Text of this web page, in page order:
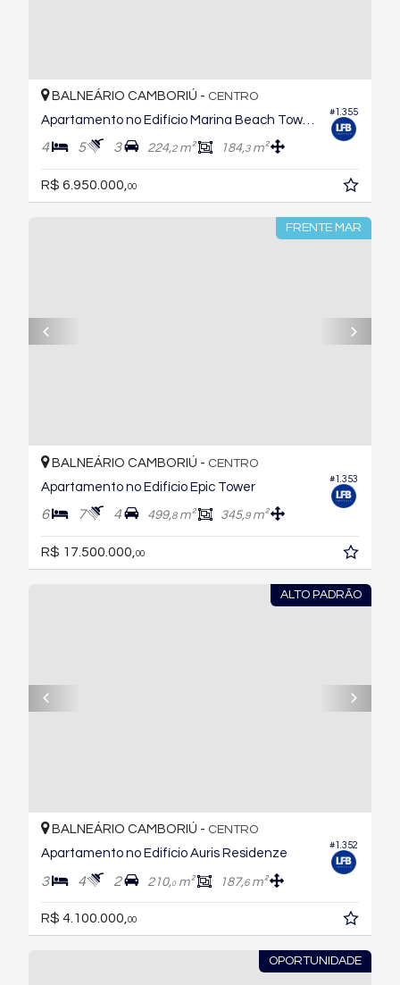
#1.355
BALNEÁRIO CAMBORIÚ - CENTRO
4 5 3 224,2m² 184,3m²
R$ 6.950.000, 00
FRENTE MAR
#1.353
BALNEÁRIO CAMBORIÚ - CENTRO
Apartamento no Edifício Epic Tower
6 7 4 499,8m² 345,9m²
R$ 17.500.000, 00
ALTO PADRÃO
#1.352
BALNEÁRIO CAMBORIÚ - CENTRO
Apartamento no Edifício Auris Residenze
3 4 2 210,0m² 187,6m²
R$ 4.100.000,00
OPORTUNIDADE